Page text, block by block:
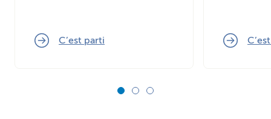
C’est parti